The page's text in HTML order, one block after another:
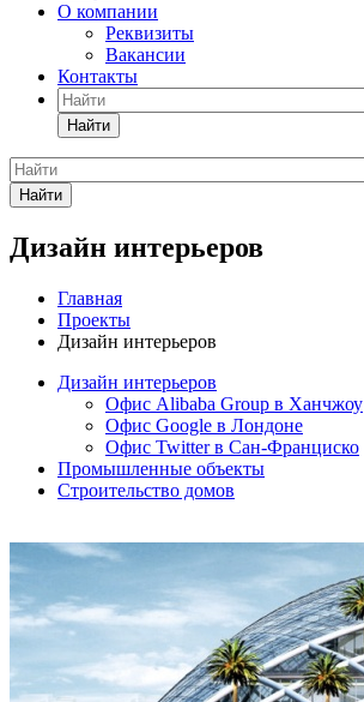
О компании
Реквизиты
Вакансии
Контакты
Найти
Найти
Дизайн интерьеров
Главная
Проекты
Дизайн интерьеров
Дизайн интерьеров
Офис Alibaba Group в Ханчжоу
Офис Google в Лондоне
Офис Twitter в Сан-Франциско
Промышленные объекты
Строительство домов